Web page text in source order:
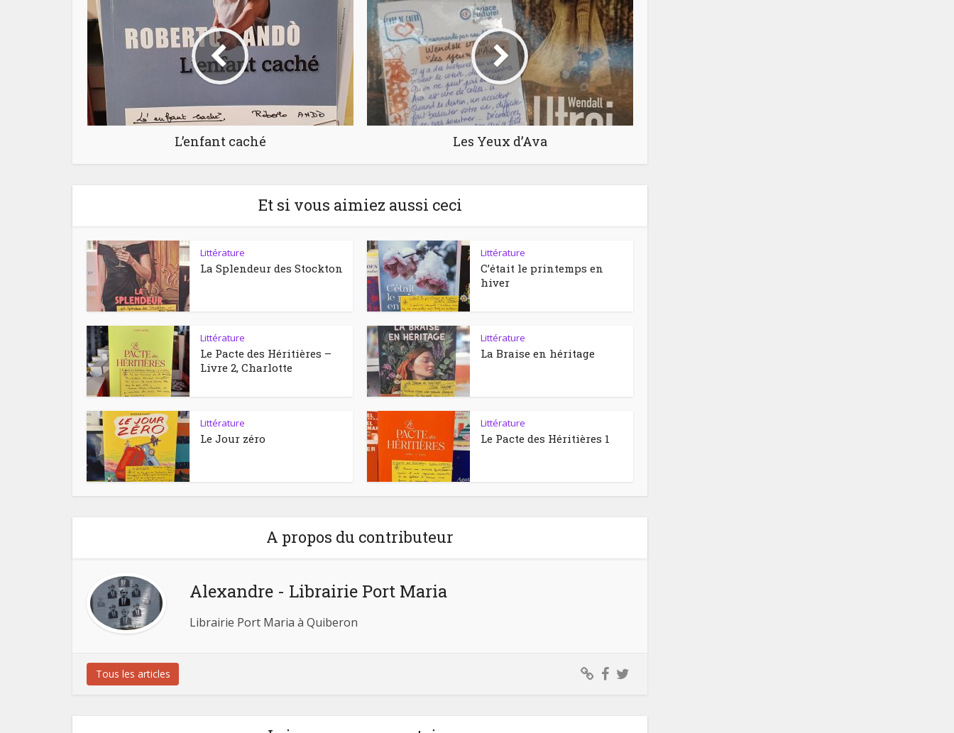
L’enfant caché Les Yeux d’Ava
Et si vous aimiez aussi ceci
Littérature
La Splendeur des Stockton
Littérature
C’était le printemps en
hiver
Littérature
Le Pacte des Héritières –
Livre 2, Charlotte
Littérature
La Braise en héritage
Littérature
Le Jour zéro
Littérature
Le Pacte des Héritières 1
A propos du contributeur
Alexandre - Librairie Port Maria
Librairie Port Maria à Quiberon
Tous les articles